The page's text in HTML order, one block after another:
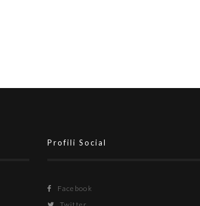
Profili Social
Facebook